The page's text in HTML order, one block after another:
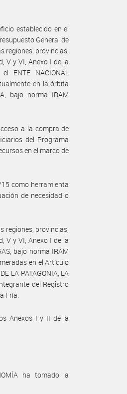
establecido en el
General de
regiones, provincias,
V y VI, Anexo I de la
ENTE NACIONAL
en la órbita
bajo norma IRAM
a la compra de
del Programa
en el marco de
como herramienta
de necesidad o
regiones, provincias,
V y VI, Anexo I de la
bajo norma IRAM
en el Artículo
LA PATAGONIA, LA
del Registro
Fría.
Anexos I y II de la
ha tomado la